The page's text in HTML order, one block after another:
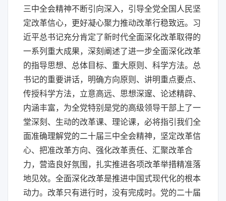
三中全会精神不断引向深入，引导全党全国人民坚
定改革信心，更好凝心聚力推动改革行稳致远。习
近平总书记充分肯定了新时代全面深化改革取得的
一系列重大成果，深刻阐述了进一步全面深化改革
的指导思想、总体目标、重大原则、科学方法。总
书记的重要讲话，明确方向原则、讲明重点要点、
传授科学方法，立意高远、思想深邃、论述精辟、
内涵丰富，为全党特别是党的高级领导干部上了一
堂深刻、生动的改革课、理论课，必将指引我们全
面准确理解党的二十届三中全会精神，坚定改革信
心、把准改革方向、强化改革责任、汇聚改革合
力，营造良好氛围，扎实推进各项改革举措精准落
地见效。全面深化改革是推进中国式现代化的根本
动力。改革只有进行时，没有完成时。党的二十届